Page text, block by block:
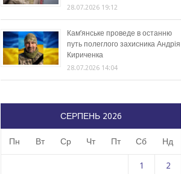
28.07.2026 19:12
Кам’янське проведе в останню
путь полеглого захисника Андрія
Кириченка
28.07.2026 14:04
СЕРПЕНЬ 2026
Пн Вт Ср Чт Пт Сб Нд
1 2